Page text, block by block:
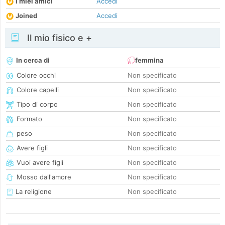
Joined
Accedi
Il mio fisico e +
In cerca di
femmina
Colore occhi
Non specificato
Colore capelli
Non specificato
Tipo di corpo
Non specificato
Formato
Non specificato
peso
Non specificato
Avere figli
Non specificato
Vuoi avere figli
Non specificato
Mosso dall'amore
Non specificato
La religione
Non specificato